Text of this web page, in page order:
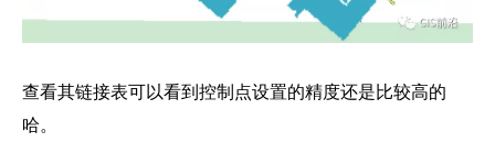
查看其链接表可以看到控制点设置的精度还是比较高的
哈。